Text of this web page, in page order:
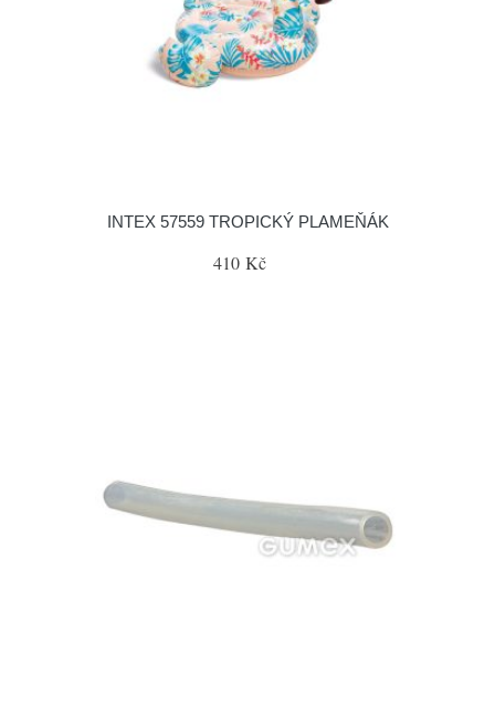
INTEX 57559 TROPICKÝ PLAMEŇÁK
410 Kč